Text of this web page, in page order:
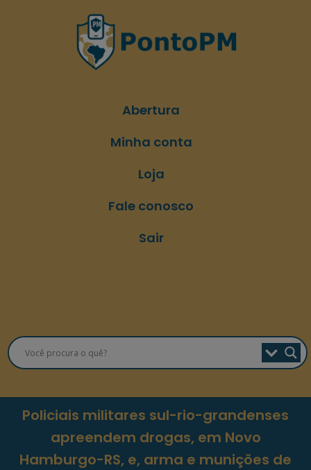
Abertura
Minha conta
Loja
Fale conosco
Sair
Policiais militares sul-rio-grandenses
apreendem drogas, em Novo
Hamburgo-RS, e, arma e munições de